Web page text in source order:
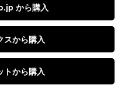
から購入
スから購入
トから購入